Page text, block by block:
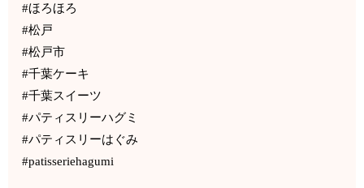
#ほろほろ
#松戸
#松戸市
#千葉ケーキ
#千葉スイーツ
#パティスリーハグミ
#パティスリーはぐみ
#patisseriehagumi